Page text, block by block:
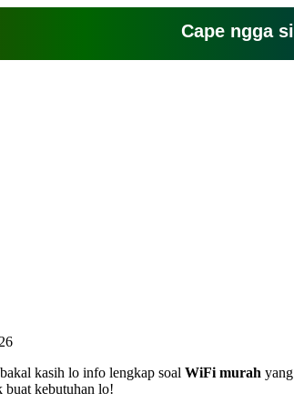
Cape ngga sih
kasih lo info lengkap soal WiFi murah
buat kebutuhan lo!